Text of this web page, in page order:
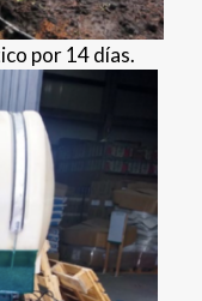
por 14 días.